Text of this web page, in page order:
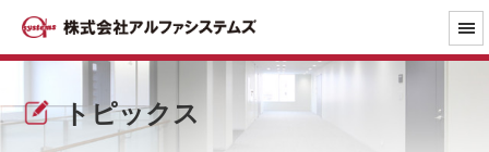
トピックス